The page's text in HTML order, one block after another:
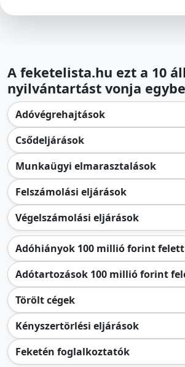
A feketelista.hu ezt a 10
nyilvántartást vonja egybe
Adóvégrehajtások
Csődeljárások
Munkaügyi elmarasztalások
Felszámolási eljárások
Végelszámolási eljárások
Adóhiányok 100 millió forint felett
Adótartozások 100 millió forint
Törölt cégek
Kényszertörlési eljárások
Feketén foglalkoztatók